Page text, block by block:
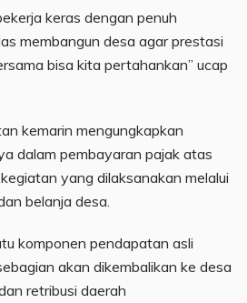
keras dengan penuh
membangun desa agar prestasi
bisa kita pertahankan” ucap
kemarin mengungkapkan
dalam pembayaran pajak atas
yang dilaksanakan melalui
belanja desa.
komponen pendapatan asli
akan dikembalikan ke desa
retribusi daerah